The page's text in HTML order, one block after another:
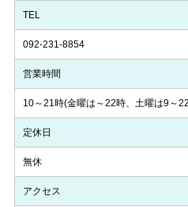
TEL
092-231-8854
営業時間
10～21時(金曜は～22時、土曜は9～
定休日
無休
アクセス